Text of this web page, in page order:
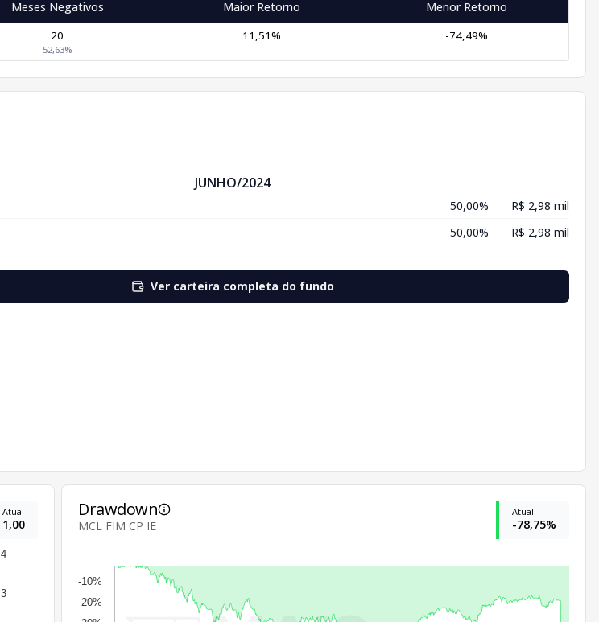
Meses Negativos Maior Retorno Menor Retorno
20
52,63%
11,51% -74,49%
JUNHO/2024
50,00%
R$ 2,98 mil
50,00% R$ 2,98 mil
Ver carteira completa do fundo
Atual
1,00
3
4
Drawdown
MCL FIM CP IE
Atual
-78,75%
-20%
-10%